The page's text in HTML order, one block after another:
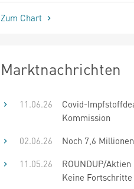
Zum Chart
Marktnachrichten
11.06.26
Covid-
Kommission
02.06.26
Noch 7,6
11.05.26
ROUNDUP/
Keine